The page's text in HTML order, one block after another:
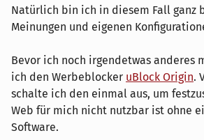
Natürlich bin ich in diesem Fall ganz
Meinungen und eigenen
Bevor ich noch irgendetwas anderes
ich den Werbeblocker uBlock Origin.
schalte ich den einmal aus, um
Web für mich nicht nutzbar ist ohne
Software.